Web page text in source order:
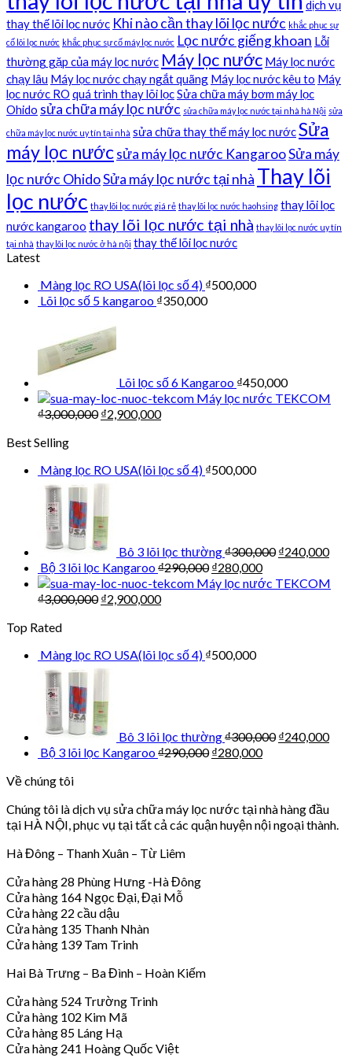
dịch vụ
thay thế lõi lọc nước Khi nào cần thay lõi lọc nước khắc phục sự
cố lõi lọc nước khắc phục sự cố máy lọc nước Lọc nước giếng khoan Lỗi
thường gặp của máy lọc nước Máy lọc nước Máy lọc nước
chạy lâu Máy lọc nước chạy ngắt quãng Máy lọc nước kêu to Máy
lọc nước RO quá trình thay lõi lọcSửa chữa máy bơm máy lọc
Ohido sửa chữa máy lọc nước sửa chữa máy lọc nước tại nhà hà Nội sửa
chữa máy lọc nước uy tín tại nhà sửa chữa thay thế máy lọc nướcSửa
máy lọc nướcsửa máy lọc nước KangarooSửa máy
lọc nước OhidoSửa máy lọc nước tại nhà Thay lõi
lọc nước thay lõi lọc nước giá rẻ thay lõi lọc nước haohsing thay lõi lọc
nước kangaroo thay lõi lọc nước tại nhà thay lõi lọc nước uy tín
tại nhà thay lõi lọc nước ở hà nội thay thế lõi lọc nước
Latest
Màng lọc RO USA(lõi lọc số 4) ₫500,000
Lõi lọc số 5 kangaroo ₫350,000
Lõi lọc số 6 Kangaroo ₫450,000
Máy lọc nước TEKCOM
₫3,000,000 ₫2,900,000
Best Selling
Màng lọc RO USA(lõi lọc số 4) ₫500,000
Bô 3 lõi lọc thường₫300,000 ₫240,000
Bộ 3 lõi lọc Kangaroo₫290,000 ₫280,000
Máy lọc nước TEKCOM
₫3,000,000 ₫2,900,000
Top Rated
Màng lọc RO USA(lõi lọc số 4) ₫500,000
Bô 3 lõi lọc thường₫300,000 ₫240,000
Bộ 3 lõi lọc Kangaroo₫290,000 ₫280,000
Về chúng tôi
Chúng tôi là dịch vụ sửa chữa máy lọc nước tại nhà hàng đầu
tại HÀ NỘI, phục vụ tại tất cả các quận huyện nội ngoại thành.
Hà Đông – Thanh Xuân – Từ Liêm
Cửa hàng 28 Phùng Hưng -Hà Đông
Cửa hàng 164 Ngọc Đại, Đại Mỗ
Cửa hàng 22 cầu dậu
Cửa hàng 135 Thanh Nhàn
Cửa hàng 139 Tam Trinh
Hai Bà Trưng – Ba Đình – Hoàn Kiếm
Cửa hàng 524 Trường Trinh
Cửa hàng 102 Kim Mã
Cửa hàng 85 Láng Hạ
Cửa hàng 241 Hoàng Quốc Việt